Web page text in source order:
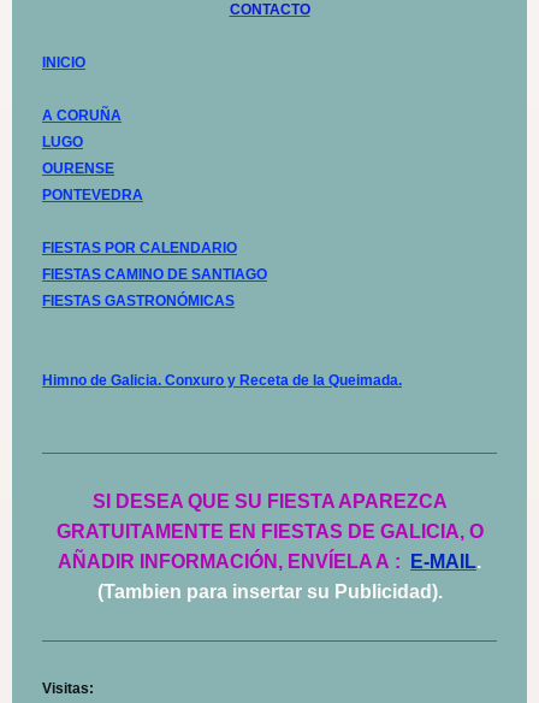
CONTACTO
INICIO
A CORUÑA
LUGO
OURENSE
PONTEVEDRA
FIESTAS POR CALENDARIO
FIESTAS CAMINO DE SANTIAGO
FIESTAS GASTRONÓMICAS
Himno de Galicia. Conxuro y Receta de la Queimada.
SI DESEA QUE SU FIESTA APAREZCA
GRATUITAMENTE EN FIESTAS DE GALICIA, O
AÑADIR INFORMACIÓN, ENVÍELA A : E-MAIL.
(Tambien para insertar su Publicidad).
Visitas: